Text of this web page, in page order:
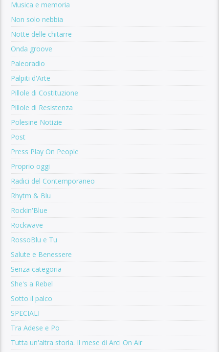
Musica e memoria
Non solo nebbia
Notte delle chitarre
Onda groove
Paleoradio
Palpiti d'Arte
Pillole di Costituzione
Pillole di Resistenza
Polesine Notizie
Post
Press Play On People
Proprio oggi
Radici del Contemporaneo
Rhytm & Blu
Rockin'Blue
Rockwave
RossoBlu e Tu
Salute e Benessere
Senza categoria
She's a Rebel
Sotto il palco
SPECIALI
Tra Adese e Po
Tutta un'altra storia. Il mese di Arci On Air